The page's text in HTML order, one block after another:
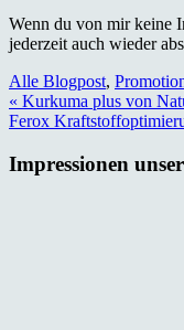
Wenn du von mir keine
jederzeit auch wieder
Alle Blogpost,
« Kurkuma plus von
Ferox
Impressionen